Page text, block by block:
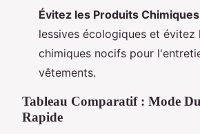
Évitez les Produits Chimiques
lessives écologiques et évitez
chimiques nocifs pour
vêtements.
Tableau Comparatif : Mode
Rapide